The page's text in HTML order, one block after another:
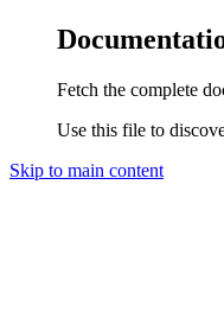
Fetch the complete
Use this file to
Skip to main content